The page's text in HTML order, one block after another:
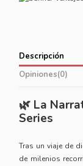
Descripción
Opiniones(0)
🌿 La
Series
Tras un viaje de
de milenios